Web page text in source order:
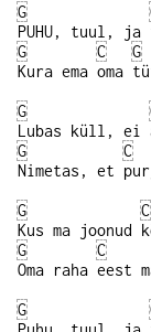
G
PUHU, tuul, ja
G
C G
Kura ema oma
G
Lubas küll, ei
G
C
Nimetas, et
G C
Kus ma joonud
G
C
Oma raha eest
G